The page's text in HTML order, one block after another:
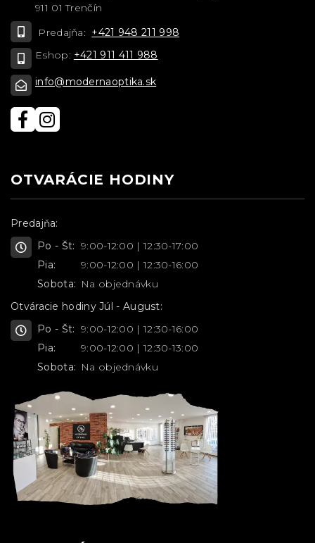
911 01 Trenčín
Predajňa: +421 948 211 998
Eshop: +421 911 411 988
info@modernaoptika.sk
OTVARÁCIE HODINY
Predajňa:
Po - Št: 9:00-12:00 | 12:30-17:00
Pia:
9:00-12:00 | 12:30-16:00
Sobota: Na objednávku
Otváracie hodiny Júl - August:
Po - Št: 9:00-12:00 | 12:30-16:00
Pia:
9:00-12:00 | 12:30-13:00
Sobota: Na objednávku